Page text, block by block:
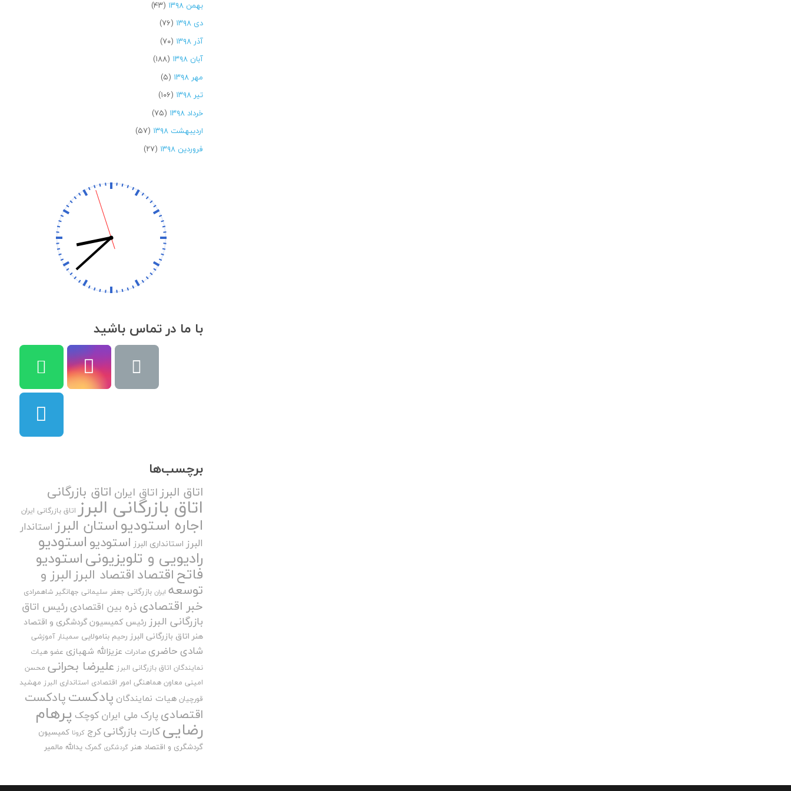
بهمن ۱۳۹۸
(۴۳)
دی ۱۳۹۸
(۷۶)
آذر ۱۳۹۸
(۷۰)
آبان ۱۳۹۸
(۱۸۸)
مهر ۱۳۹۸
(۵)
تیر ۱۳۹۸
(۱۰۶)
خرداد ۱۳۹۸
(۷۵)
اردیبهشت ۱۳۹۸
(۵۷)
فروردین ۱۳۹۸
(۲۷)
با ما در تماس باشید
برچسب‌ها
اتاق البرزاتاق ایران اتاق بازرگانی
اتاق بازرگانی البرز اتاق بازرگانی ایران
اجاره استودیواستان البرز استاندار
البرز استانداری البرز استودیواستودیو
رادیویی و تلویزیونیاستودیو
فاتحاقتصاداقتصاد البرزالبرز و
توسعه ایران بازرگانی جعفر سلیمانی جهانگیر شاهمرادی
خبر اقتصادی ذره بین اقتصادی رئیس اتاق
بازرگانی البرز رئیس کمیسیون گردشگری و اقتصاد
هنر اتاق بازرگانی البرز رحیم بنامولایی سمینار آموزشی
شادی حاضری صادرات عزیزالله شهبازی عضو هیات
نمایندگان اتاق بازرگانی البرز علیرضا بحرانی محسن
امینی معاون هماهنگی امور اقتصادی استانداری البرز مهشید
قورچیان هیات نمایندگان پادکستپادکست
اقتصادی پارک ملی ایران کوچک پرهام
رضاییکارت بازرگانیکرج کرونا کمیسیون
گردشگری و اقتصاد هنر گردشگری گمرک یدالله مالمیر